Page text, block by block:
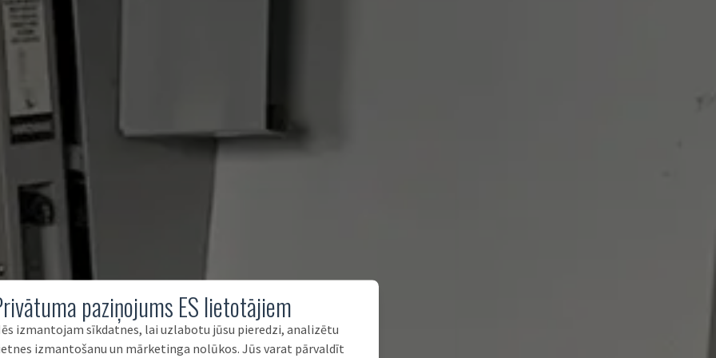
paziņojums ES lietotājiem
izmantojam sīkdatnes, lai uzlabotu jūsu pieredzi, analizētu
izmantošanu un mārketinga nolūkos. Jūs varat pārvaldīt